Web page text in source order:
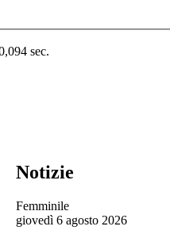
sec.
Notizie
Femminile
giovedì 6 agosto 2026